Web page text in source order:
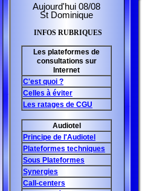
Aujourd'hui 08/08
St Dominique
INFOS RUBRIQUES
Les plateformes de
consultations sur
Internet
C'est quoi ?
Celles à éviter
Les ratages de CGU
Audiotel
Principe de l'Audiotel
Plateformes techniques
Sous Plateformes
Synergies
Call-centers